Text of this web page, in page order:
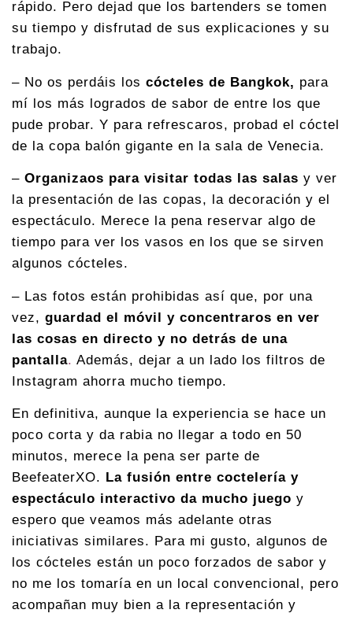
rápido. Pero dejad que los bartenders se tomen
su tiempo y disfrutad de sus explicaciones y su
trabajo.
– No os perdáis los cócteles de Bangkok, para
mí los más logrados de sabor de entre los que
pude probar. Y para refrescaros, probad el cóctel
de la copa balón gigante en la sala de Venecia.
– Organizaos para visitar todas las salas y ver
la presentación de las copas, la decoración y el
espectáculo. Merece la pena reservar algo de
tiempo para ver los vasos en los que se sirven
algunos cócteles.
– Las fotos están prohibidas así que, por una
vez, guardad el móvil y concentraros en ver
las cosas en directo y no detrás de una
pantalla. Además, dejar a un lado los filtros de
Instagram ahorra mucho tiempo.
En definitiva, aunque la experiencia se hace un
poco corta y da rabia no llegar a todo en 50
minutos, merece la pena ser parte de
BeefeaterXO. La fusión entre coctelería y
espectáculo interactivo da mucho juego y
espero que veamos más adelante otras
iniciativas similares. Para mi gusto, algunos de
los cócteles están un poco forzados de sabor y
no me los tomaría en un local convencional, pero
acompañan muy bien a la representación y